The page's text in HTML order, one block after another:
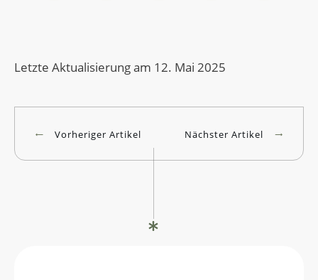
Letzte Aktualisierung am 12. Mai 2025
Vorheriger Artikel Nächster Artikel